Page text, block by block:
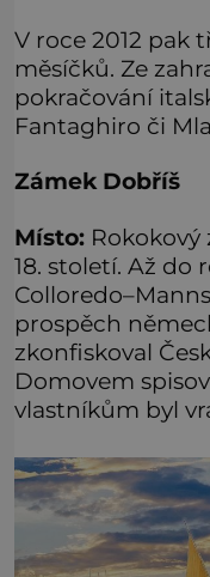
V roce 2012 pak
měsíčků. Ze
pokračování
Fantaghiro či
Zámek Dobříš
Místo: Rokokový
18. století. Až do
prospěch
zkonfiskoval
Domovem
vlastníkům byl